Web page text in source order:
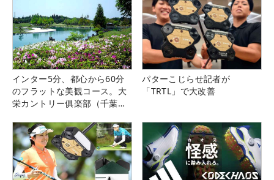
インター5分、都心から60分
のフラットな美観コース。大
栄カントリー俱楽部（千葉
パターこじらせ記者が
「TRTL」で大改善